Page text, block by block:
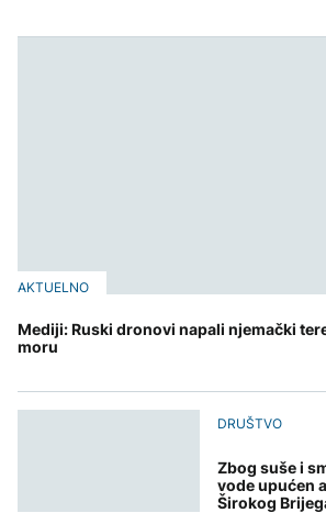
AKTUELNO
Mediji: Ruski dronovi napali njemački
moru
DRUŠTVO
Zbog suše i
vode upućen
Širokog